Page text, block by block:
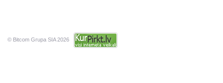
© Bitcom Grupa SIA 2026